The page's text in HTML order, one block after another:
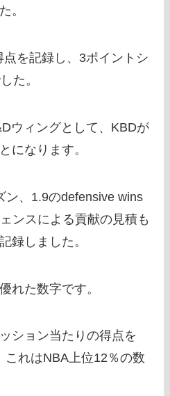
。
を記録し、3ポイントシ
た。
ウィングとして、KBDが
になります。
ン、1.9のdefensive wins
ンスによる貢献の見積も
録しました。
れた数字です。
ション当たりの得点を
これはNBA上位12％の数